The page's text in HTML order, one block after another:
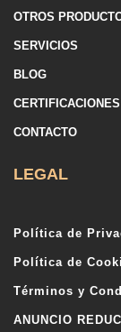
OTROS
SERVICIOS
BLOG
CERTIFICACIONES
CONTACTO
LEGAL
Política de
Política de
Términos y
ANUNCIO